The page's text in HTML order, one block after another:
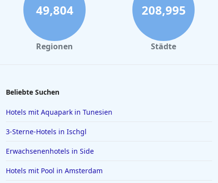
Erwachsenenhotels in Maspalomas
Erwachsenenhotels in Thailand
49,804
Regionen
208,995
Städte
Beliebte Suchen
Hotels mit Aquapark in Tunesien
3-Sterne-Hotels in Ischgl
Erwachsenenhotels in Side
Hotels mit Pool in Amsterdam